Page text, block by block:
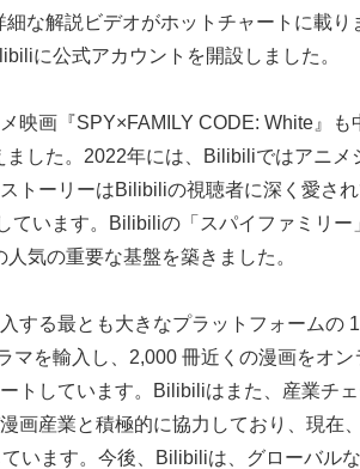
な解説ビデオがホットチャートに載り
に公式アカウントを開設しました。
映画『SPY×FAMILY CODE: White』
した。2022年には、Bilibiliではアニメ
トーリーはBilibiliの視聴者に深く愛さ
ています。Bilibiliの「スパイファミリー
気の重要な基盤を築きました。
する最とも大きなプラットフォームの
マを輸入し、2,000 冊近くの漫画をオン
トしています。Bilibiliはまた、産業チ
画産業と積極的に協力しており、現在
います。今後、Bilibiliは、グローバル